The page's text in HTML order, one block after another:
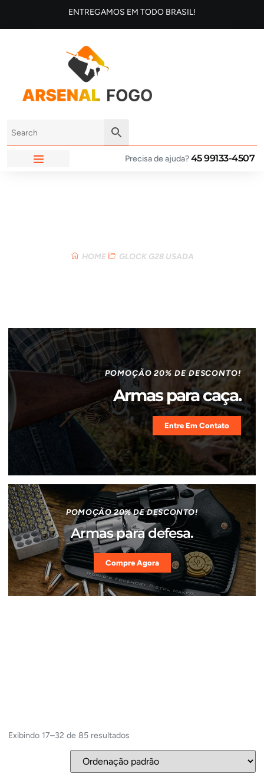
ENTREGAMOS EM TODO BRASIL!
Precisa de ajuda?45 99133-4507
HOME GLOCK G28 USADA
POMOÇÃO 20% DE DESCONTO!
Armas para caça.
Entre Em Contato
POMOÇÃO 20% DE DESCONTO!
Armas para defesa.
Compre Agora
Exibindo 17–32 de 85 resultados